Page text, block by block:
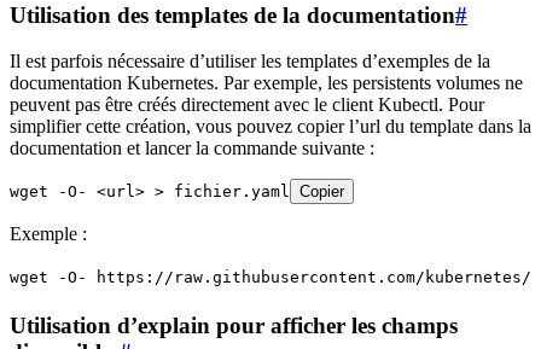
Utilisation des templates de la documentation#
Il est parfois nécessaire d’utiliser les templates d’exemples de la
documentation Kubernetes. Par exemple, les persistents volumes ne
peuvent pas être créés directement avec le client Kubectl. Pour
simplifier cette création, vous pouvez copier l’url du template dans la
documentation et lancer la commande suivante :
wget -O- <url> > fichier.yaml Copier
Exemple :
wget -O- https://raw.githubusercontent.com/kubernetes/
Utilisation d’explain pour afficher les champs